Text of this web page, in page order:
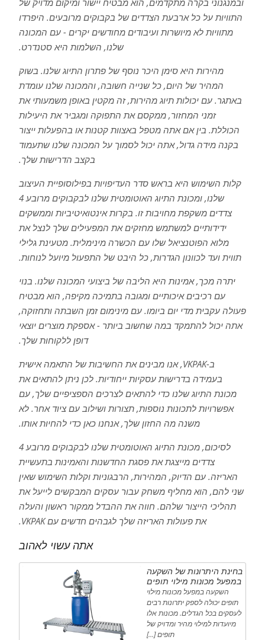
התוויות על כל ארבעת הצדדים של בקבוקים מרובעים. היפרדו
מתוויות לא מיושרות ועיבודים מחודשים יקרים - עם המכונה
שלנו, השלמות היא סטנדרט.
מהירות היא סימן היכר נוסף של פתרון התיוג שלנו. בשוק
המהיר של היום, כל שנייה חשובה, והמכונה שלנו עומדת
באתגר. עם יכולות תיוג מהירות, זה מקטין באופן משמעותי את
זמני המחזור, ממקסם את התפוקה ומגביר את היעילות
הכוללת. בין אם אתה מטפל באצוות קטנות או בהפעלות ייצור
בקנה מידה גדול, אתה יכול לסמוך על המכונה שלנו שתעמוד
בקצב הדרישות שלך.
קלות השימוש היא בראש סדר העדיפויות בפילוסופיית העיצוב
שלנו, ומכונת התיוג האוטומטית שלנו לבקבוקים מרובע 4
צדדים משקפת מחויבות זו. בקרות אינטואיטיביות וממשקים
ידידותיים למשתמש מחזקים את המפעילים שלך לנצל את
מלוא הפוטנציאל שלו עם הכשרה מינימלית. מטעינת גלילי
תווית ועד לכוונון הגדרות, כל היבט של התפעול מיועל לנוחות.
יתרה מכך, אמינות היא הליבה של ביצועי המכונה שלנו. בנוי
עם רכיבים איכותיים ומגובה בתמיכה מקיפה, הוא מבטיח
פעולה עקבית מדי יום ביומו. עם מינימום זמן השבתה ותחזוקה,
אתה יכול להתמקד במה שחשוב ביותר - אספקת מוצרים יוצאי
דופן ללקוחות שלך.
ב-VKPAK, אנו מבינים את החשיבות של התאמה אישית
בעמידה בדרישות עסקיות ייחודיות. לכן ניתן להתאים את
מכונת התיוג שלנו כדי להתאים לצרכים הספציפיים שלך, עם
אפשרויות לתכונות נוספות, תצורות ושילוב עם ציוד אחר. לא
משנה מה החזון שלך, אנחנו כאן כדי להחיות אותו.
לסיכום, מכונת התיוג האוטומטית שלנו לבקבוקים מרובע 4
צדדים מייצגת את פסגת החדשנות והאמינות בתעשיית
האריזה. עם הדיוק, המהירות, הרבגוניות וקלות השימוש שאין
שני להם, הוא מחליף משחק עבור עסקים המבקשים לייעל את
תהליכי הייצור שלהם. חווה את ההבדל ממקור ראשון והעלה
את פעולות האריזה שלך לגבהים חדשים עם VKPAK.
אתה עשוי לאהוב
בחינת היתרונות של השקעה
במפעל מכונות מילוי תופים
השקעה במפעל מכונות מילוי
תופים יכולה לספק יתרונות רבים
לעסקים בכל הגדלים. מכונות אלו
מיועדות למילוי מהיר ומדויק של
תופים […]